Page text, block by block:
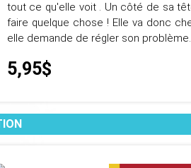
tout ce qu'elle voit . Un côté de sa
faire quelque chose ! Elle va donc
elle demande de régler son problème.
5,95$